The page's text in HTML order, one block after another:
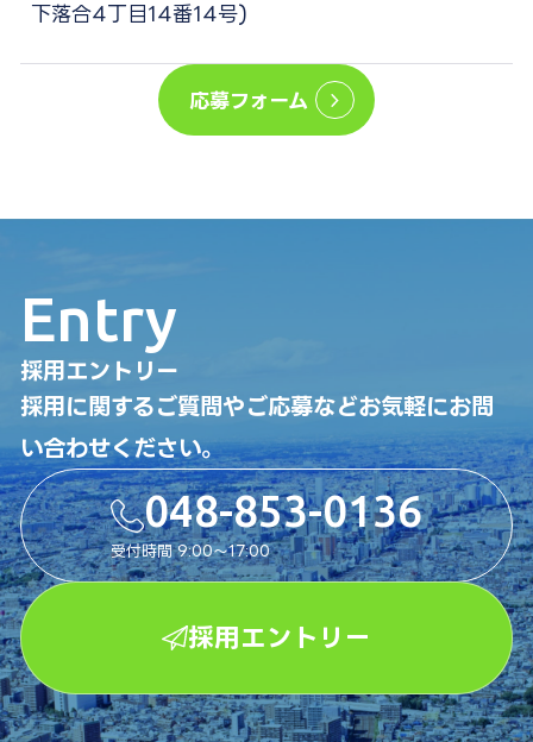
下落合4丁目14番14号)
応募フォーム
Entry
採用エントリー
採用に関するご質問やご応募などお気軽にお問
い合わせください。
048-853-0136
受付時間 9:00〜17:00
採用エントリー